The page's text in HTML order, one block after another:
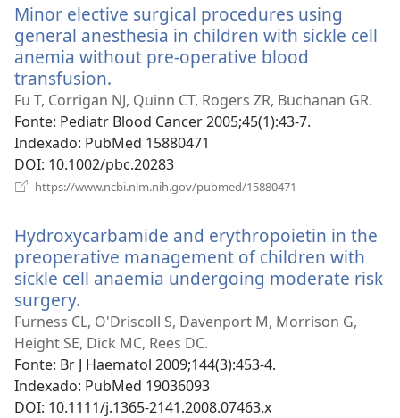
janela)
Minor elective surgical procedures using
general anesthesia in children with sickle cell
anemia without pre-operative blood
transfusion.
uma
nova
janela)
Fu T, Corrigan NJ, Quinn CT, Rogers ZR, Buchanan GR.
Fonte‎: Pediatr Blood Cancer 2005;45(1):43-7.
Indexado‎: PubMed 15880471
DOI‎: 10.1002/pbc.20283
https://www.ncbi.nlm.nih.gov/pubmed/15880471
janela)
Hydroxycarbamide and erythropoietin in the
preoperative management of children with
sickle cell anaemia undergoing moderate risk
surgery.
uma
nova
janela)
Furness CL, O'Driscoll S, Davenport M, Morrison G,
Height SE, Dick MC, Rees DC.
Fonte‎: Br J Haematol 2009;144(3):453-4.
Indexado‎: PubMed 19036093
DOI‎: 10.1111/j.1365-2141.2008.07463.x